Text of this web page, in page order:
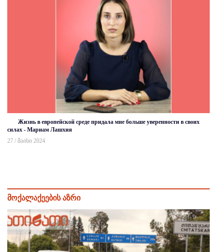
Жизнь в европейской среде придала мне больше уверенности в своих
силах - Мариам Лашхия
27 / მაისი 2024
მოქალაქეების აზრი